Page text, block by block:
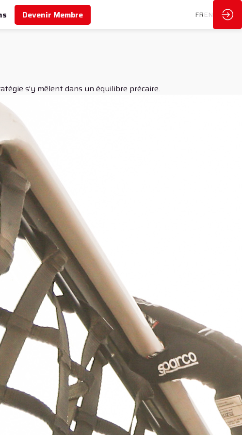
Devenir Membre FREN
s’y mêlent dans un équilibre précaire.